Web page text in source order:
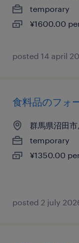
temporary
¥1600.00
posted 14 april
食料品のフォ
群馬県沼田
temporary
¥1350.00
posted 2 july